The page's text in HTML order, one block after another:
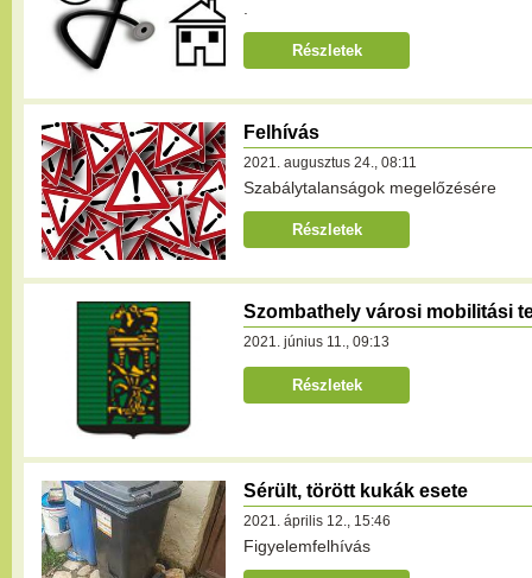
Részletek
Felhívás
2021. augusztus 24., 08:11
Szabálytalanságok megelőzésére
Részletek
Szombathely városi mobilitási
2021. június 11., 09:13
Részletek
Sérült, törött kukák esete
2021. április 12., 15:46
Figyelemfelhívás